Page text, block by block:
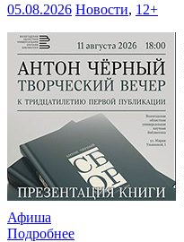
05.08.2026 Новости, 12+
Афиша
Подробнее